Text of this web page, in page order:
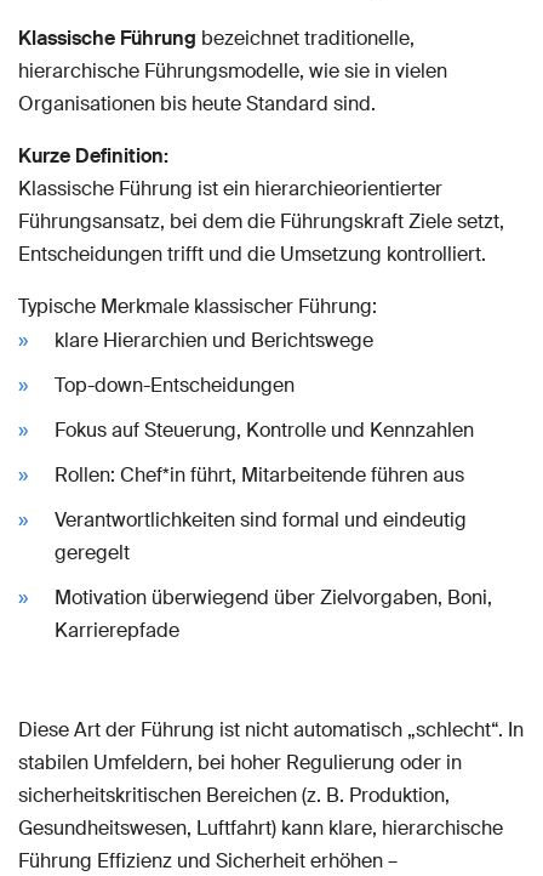
Klassische Führung bezeichnet traditionelle,
hierarchische Führungsmodelle, wie sie in vielen
Organisationen bis heute Standard sind.
Kurze Definition:
Klassische Führung ist ein hierarchieorientierter
Führungsansatz, bei dem die Führungskraft Ziele setzt,
Entscheidungen trifft und die Umsetzung kontrolliert.
Typische Merkmale klassischer Führung:
klare Hierarchien und Berichtswege
Top-down-Entscheidungen
Fokus auf Steuerung, Kontrolle und Kennzahlen
Rollen: Chef*in führt, Mitarbeitende führen aus
Verantwortlichkeiten sind formal und eindeutig
geregelt
Motivation überwiegend über Zielvorgaben, Boni,
Karrierepfade
Diese Art der Führung ist nicht automatisch „schlecht“. In
stabilen Umfeldern, bei hoher Regulierung oder in
sicherheitskritischen Bereichen (z. B. Produktion,
Gesundheitswesen, Luftfahrt) kann klare, hierarchische
Führung Effizienz und Sicherheit erhöhen –